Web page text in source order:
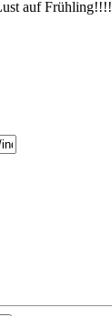
auf Frühling!!!!